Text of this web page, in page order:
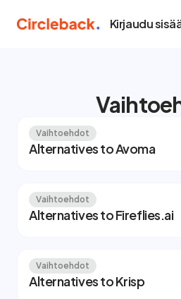
Kirjaudu
Vaihtoehdot
Alternatives to Avoma
Vaihtoehdot
Alternatives to Fireflies.ai
Vaihtoehdot
Alternatives to Krisp